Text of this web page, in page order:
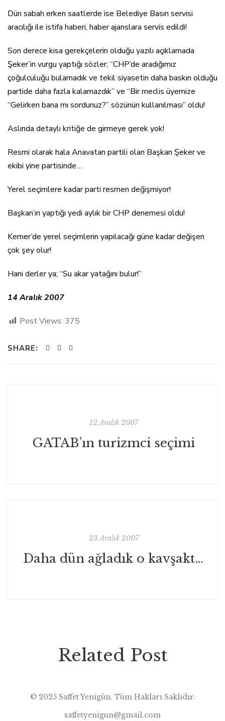
Dün sabah erken saatlerde ise Belediye Basın servisi
aracılığı ile istifa haberi, haber ajanslara servis edildi!
Son derece kısa gerekçelerin olduğu yazılı açıklamada
Şeker’in vurgu yaptığı sözler; “CHP’de aradığımız
çoğulculuğu bulamadık ve tekil siyasetin daha baskın olduğu
partide daha fazla kalamazdık” ve “Bir meclis üyemize
“Gelirken bana mı sordunuz?” sözünün kullanılması” oldu!
Aslında detaylı kritiğe de girmeye gerek yok!
Resmi olarak hala Anavatan partili olan Başkan Şeker ve
ekibi yine partisinde…
Yerel seçimlere kadar parti resmen değişmiyor!
Başkan’ın yaptığı yedi aylık bir CHP denemesi oldu!
Kemer’de yerel seçimlerin yapılacağı güne kadar değişen
çok şey olur!
Hani derler ya; “Su akar yatağını bulur!”
14 Aralık 2007
Post Views: 375
SHARE:
12 Aralık 2007
GATAB’ın turizmci seçimi
23 Aralık 2007
Daha dün ağladık o kavşakta!
Related Post
© 2025 Saffet Yenigün. Tüm Hakları Saklıdır.
saffetyenigun@gmail.com